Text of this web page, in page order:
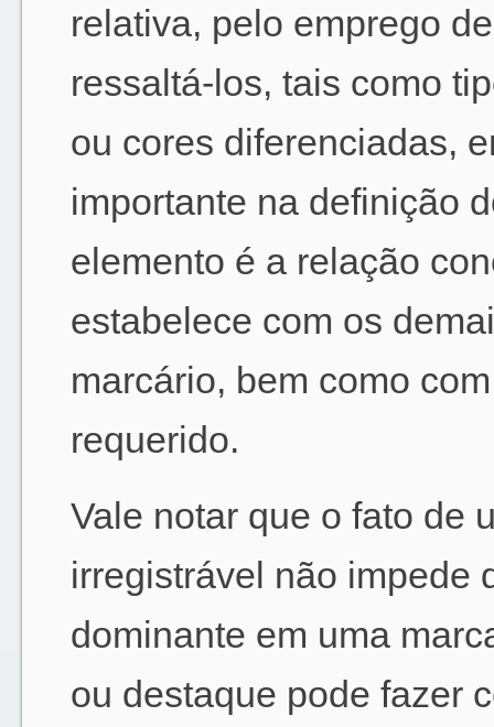
relativa, pelo emprego
ressaltá-los, tais como
ou cores diferenciadas,
importante na definição
elemento é a relação
estabelece com os
marcário, bem como
requerido.
Vale notar que o fato de
irregistrável não impede
dominante em uma
ou destaque pode fazer